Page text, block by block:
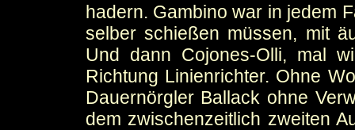
hadern. Gambino war in jedem
selber schießen müssen, mit
Und dann Cojones-Olli, mal
Richtung Linienrichter. Ohne
Dauernörgler Ballack ohne
dem zwischenzeitlich zweiten